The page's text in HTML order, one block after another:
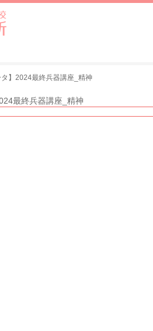
タ】2024最終兵器講座_精神
最終兵器講座_精神